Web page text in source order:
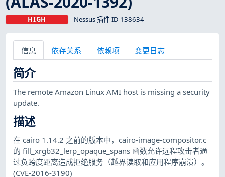
HIGH Nessus 插件 ID 138634
信息 依存关系 依赖项 变更日志
简介
The remote Amazon Linux AMI host is missing a security
update.
描述
在 cairo 1.14.2 之前的版本中，cairo-image-compositor.c
的 fill_xrgb32_lerp_opaque_spans 函数允许远程攻击者通
过负跨度距离造成拒绝服务（越界读取和应用程序崩溃）。
(CVE-2016-3190)